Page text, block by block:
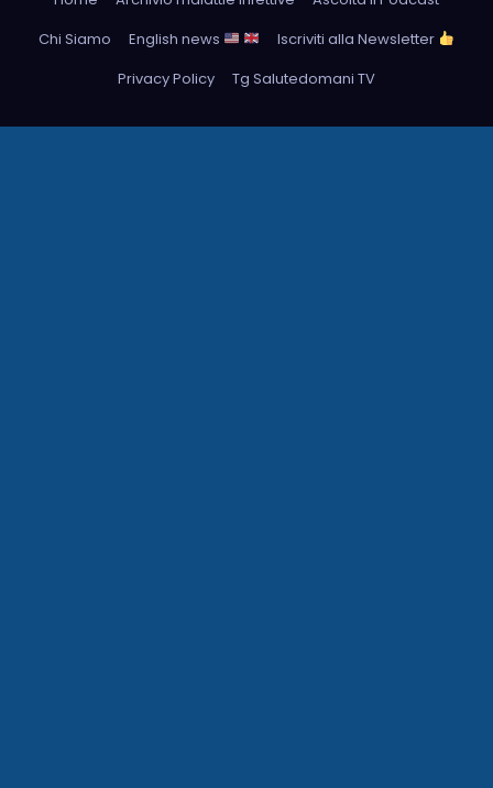
Chi Siamo
English news
Iscriviti alla Newsletter
Privacy Policy
Tg Salutedomani TV